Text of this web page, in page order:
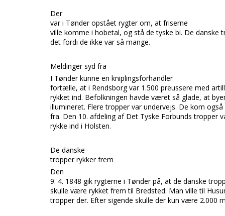
Der
var i Tønderopstået rygter om, at friserne
ville komme i hobetal, og stå de tyske bi. De danske
det fordi de ikke var så mange.
Meldinger syd fra
I Tønderkunne en kniplingsforhandler
fortælle, at i Rendsborgvar 1.500 preussere med
rykket ind. Befolkningen havde været så glade, at
illumineret. Flere tropper var undervejs. De kom
fra. Den 10. afdeling af Det Tyske Forbundstropper
rykke ind i Holsten.
De danske
tropper rykker frem
Den
9. 4. 1848 gik rygterne i Tønderpå, at de danske
skulle være rykket frem til Bredsted. Man ville til
tropper der. Efter sigende skulle der kun være 2.000